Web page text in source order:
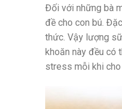
Đối với những bà
đề cho con bú.
thức. Vậy lượng
khoăn này đều có
stress mỗi khi cho